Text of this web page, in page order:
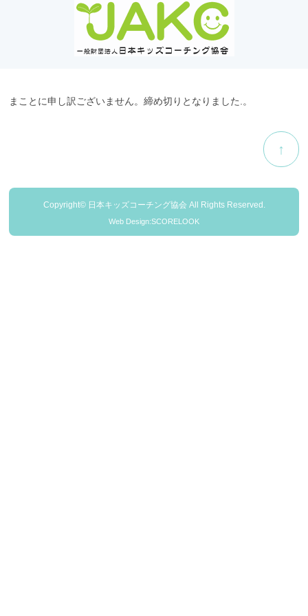
まことに申し訳ございません。締め切りとなりました.。
↑
Copyright© 日本キッズコーチング協会 All Rights Reserved.
Web Design:SCORELOOK